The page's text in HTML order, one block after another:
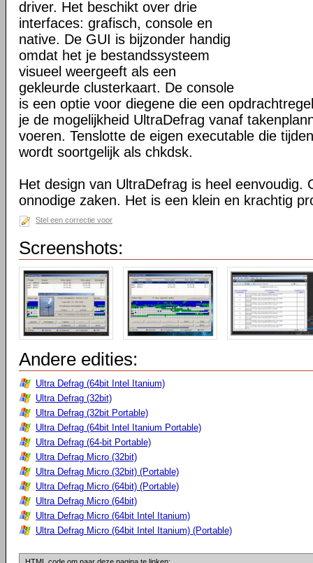
driver. Het beschikt over drie
interfaces: grafisch, console en
native. De GUI is bijzonder handig
omdat het je bestandssysteem
visueel weergeeft als een
gekleurde clusterkaart. De console
is een optie voor diegene die een
je de mogelijkheid UltraDefrag vanaf
voeren. Tenslotte de eigen executable die
wordt soortgelijk als chkdsk.
Het design van UltraDefrag is heel eenvoudig.
onnodige zaken. Het is een klein en krachtig
Stel een correctie voor
Screenshots:
Andere edities:
Ultra Defrag (64bit Intel Itanium)
Ultra Defrag (32bit)
Ultra Defrag (32bit Portable)
Ultra Defrag (64bit Intel Itanium Portable)
Ultra Defrag (64-bit Portable)
Ultra Defrag Micro (32bit)
Ultra Defrag Micro (32bit) (Portable)
Ultra Defrag Micro (64bit) (Portable)
Ultra Defrag Micro (64bit)
Ultra Defrag Micro (64bit Intel Itanium)
Ultra Defrag Micro (64bit Intel Itanium) (Portable)